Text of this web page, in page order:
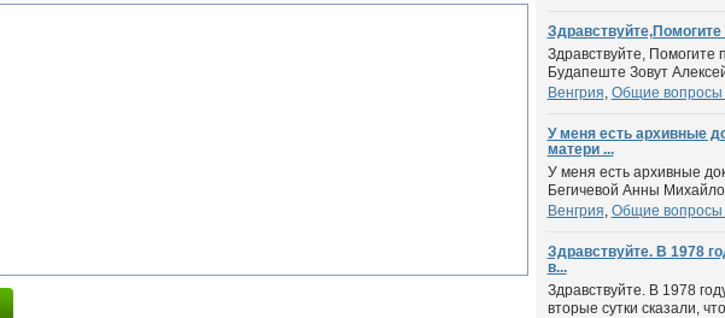
Здравствуйте, Помогите
Будапеште Зовут
Венгрия, Общие вопросы
У меня есть архивные
матери ...
У меня есть архивные
Бегичевой Анны
Венгрия, Общие вопросы
Здравствуйте. В 1978
в...
Здравствуйте. В 1978
вторые сутки сказали,